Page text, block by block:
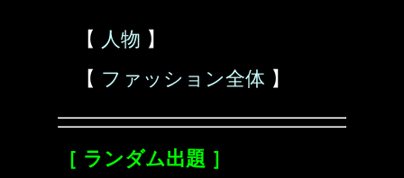
【 人物 】
【 ファッション全体 】
［ ランダム出題 ］